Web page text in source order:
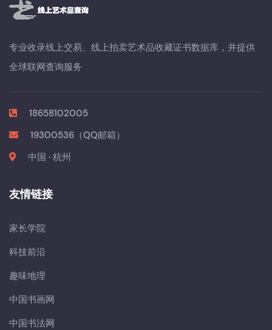
专业收录线上交易、线上拍卖艺术品收藏证书数据库，并提供
全球联网查询服务
18658102005
19300536（QQ邮箱）
中国 · 杭州
友情链接
家长学院
科技前沿
趣味地理
中国书画网
中国书法网